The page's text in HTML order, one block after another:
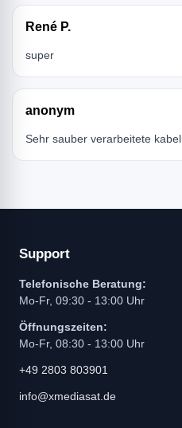
René P.
super
anonym
Sehr sauber verarbeitete kabel
Support
Telefonische Beratung:
Mo-Fr, 09:30 - 13:00 Uhr
Öffnungszeiten:
Mo-Fr, 08:30 - 13:00 Uhr
+49 2803 803901
info@xmediasat.de